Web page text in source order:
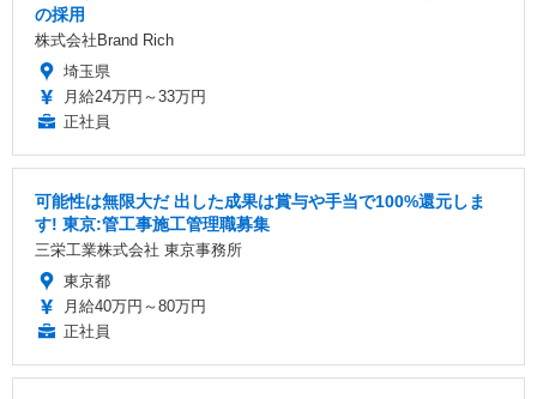
の採用
株式会社Brand Rich
埼玉県
月給24万円～33万円
正社員
可能性は無限大だ 出した成果は賞与や手当で100%還元しま
す! 東京:管工事施工管理職募集
三栄工業株式会社 東京事務所
東京都
月給40万円～80万円
正社員